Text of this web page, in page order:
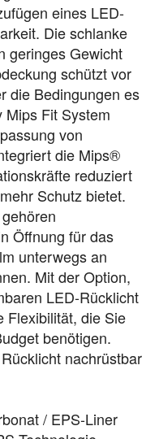
eines LED-
Die schlanke
geringes Gewicht
schützt vor
die Bedingungen es
Fit System
von
die Mips®
reduziert
Schutz bietet.
Öffnung für das
unterwegs an
Mit der Option,
LED-Rücklicht
Flexibilität, die Sie
benötigen.
nachrüstbar
/ EPS-Liner